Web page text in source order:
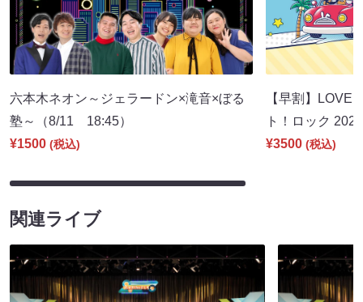
六本木ネオン～ジェラードン×滝音×ぼる
塾～（8/11 18:45）
¥1500 (税込)
【早割】LOVE
ト！ロック
¥3500 (税込)
関連ライブ